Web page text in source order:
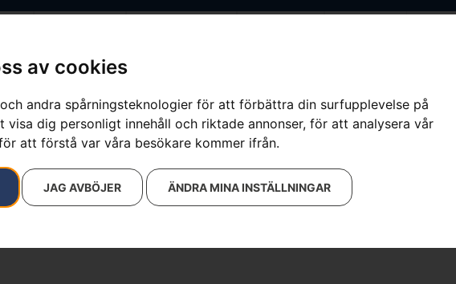
av cookies
andra spårningsteknologier för att förbättra din surfupplevelse på
dig personligt innehåll och riktade annonser, för att analysera vår
att förstå var våra besökare kommer ifrån.
JAG AVBÖJER ÄNDRA MINA INSTÄLLNINGAR